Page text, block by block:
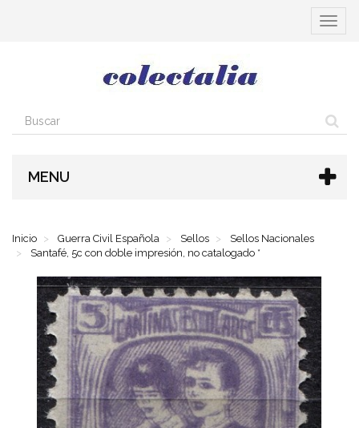
MENU
Inicio Guerra Civil Española Sellos
Sellos Nacionales
Santafé, 5c con doble impresión, no catalogado *